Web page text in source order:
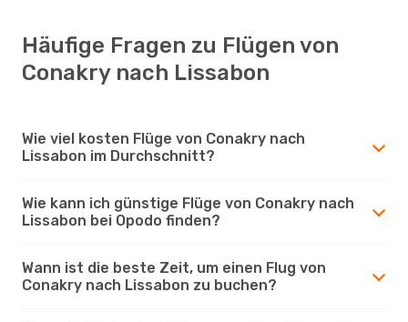
Häufige Fragen zu Flügen von
Conakry nach Lissabon
Wie viel kosten Flüge von Conakry nach
Lissabon im Durchschnitt?
Wie kann ich günstige Flüge von Conakry nach
Lissabon bei Opodo finden?
Wann ist die beste Zeit, um einen Flug von
Conakry nach Lissabon zu buchen?